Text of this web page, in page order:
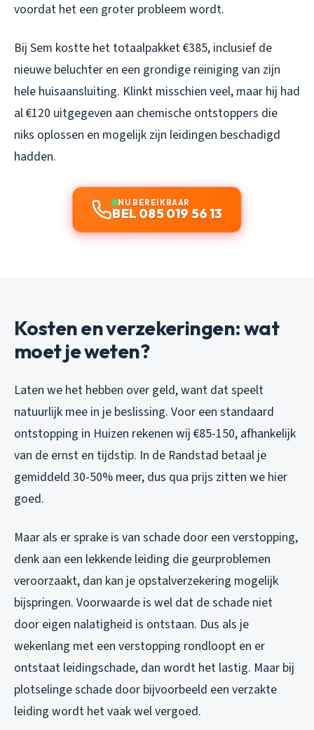
voordat het een groter probleem wordt.
Bij Sem kostte het totaalpakket €385, inclusief de
nieuwe beluchter en een grondige reiniging van zijn
hele huisaansluiting. Klinkt misschien veel, maar hij had
al €120 uitgegeven aan chemische ontstoppers die
niks oplossen en mogelijk zijn leidingen beschadigd
hadden.
NU BEREIKBAAR
BEL 085 019 56 13
Kosten en verzekeringen: wat
moet je weten?
Laten we het hebben over geld, want dat speelt
natuurlijk mee in je beslissing. Voor een standaard
ontstopping in Huizen rekenen wij €85-150, afhankelijk
van de ernst en tijdstip. In de Randstad betaal je
gemiddeld 30-50% meer, dus qua prijs zitten we hier
goed.
Maar als er sprake is van schade door een verstopping,
denk aan een lekkende leiding die geurproblemen
veroorzaakt, dan kan je opstalverzekering mogelijk
bijspringen. Voorwaarde is wel dat de schade niet
door eigen nalatigheid is ontstaan. Dus als je
wekenlang met een verstopping rondloopt en er
ontstaat leidingschade, dan wordt het lastig. Maar bij
plotselinge schade door bijvoorbeeld een verzakte
leiding wordt het vaak wel vergoed.